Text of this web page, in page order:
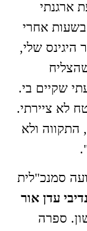
ארגנתי
בשעות אחרי
שלי,
שקיים בי.
לא ציירתי.
התקווה ולא
סמנכ"לית
נדיבי עדן אור
ספרה